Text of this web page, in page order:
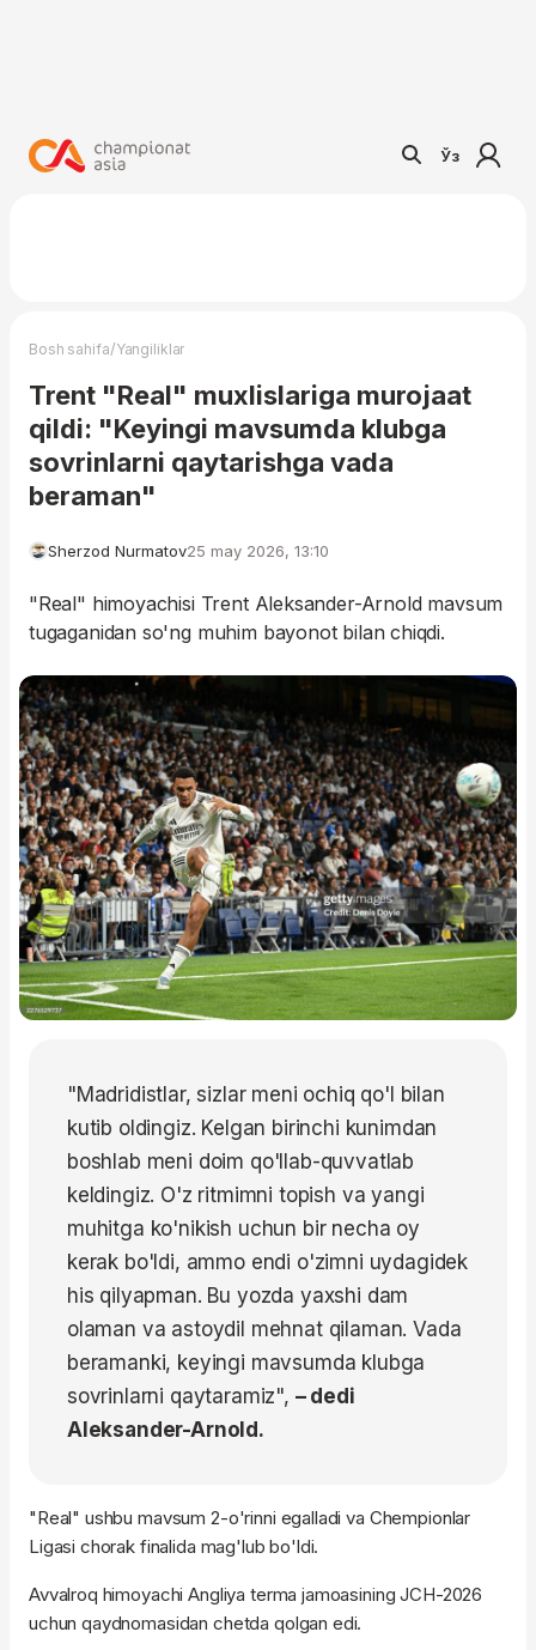
Ўз
Bosh sahifa/Yangiliklar
Trent "Real" muxlislariga murojaat
qildi: "Keyingi mavsumda klubga
sovrinlarni qaytarishga vada
beraman"
Sherzod Nurmatov25 may 2026, 13:10
"Real" himoyachisi Trent Aleksander-Arnold mavsum
tugaganidan so'ng muhim bayonot bilan chiqdi.
"Madridistlar, sizlar meni ochiq qo'l bilan
kutib oldingiz. Kelgan birinchi kunimdan
boshlab meni doim qo'llab-quvvatlab
keldingiz. O'z ritmimni topish va yangi
muhitga ko'nikish uchun bir necha oy
kerak bo'ldi, ammo endi o'zimni uydagidek
his qilyapman. Bu yozda yaxshi dam
olaman va astoydil mehnat qilaman. Vada
beramanki, keyingi mavsumda klubga
sovrinlarni qaytaramiz", – dedi
Aleksander-Arnold.
"Real" ushbu mavsum 2-o'rinni egalladi va Chempionlar
Ligasi chorak finalida mag'lub bo'ldi.
Avvalroq himoyachi Angliya terma jamoasining JCH-2026
uchun qaydnomasidan chetda qolgan edi.